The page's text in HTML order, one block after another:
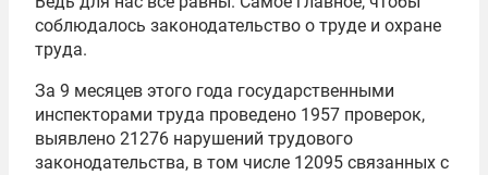
соблюдалось законодательство о труде и охране
труда.
За 9 месяцев этого года государственными
инспекторами труда проведено 1957 проверок,
выявлено 21276 нарушений трудового
законодательства, в том числе 12095 связанных с